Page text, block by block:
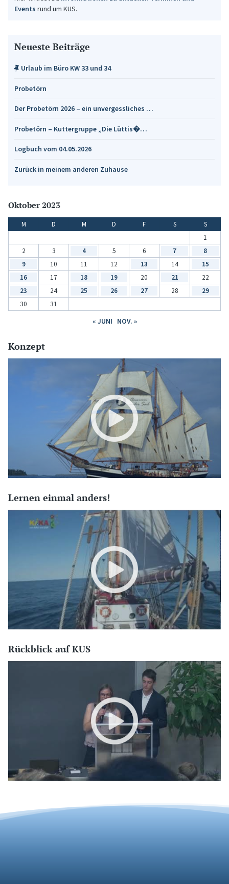
Events rund um KUS.
Neueste Beiträge
Urlaub im Büro KW 33 und 34
Probetörn
Der Probetörn 2026 – ein unvergessliches …
Probetörn – Kuttergruppe „Die Lüttis�…
Logbuch vom 04.05.2026
Zurück in meinem anderen Zuhause
Oktober 2023
M D M D F S
S
1
2
3 4 5 6 7
8
9
10 11 12 13 14
15
16
17 18 19 20 21
22
23
24 25 26 27 28
29
30
31
« JUNI NOV. »
Konzept
Lernen einmal anders!
Rückblick auf KUS